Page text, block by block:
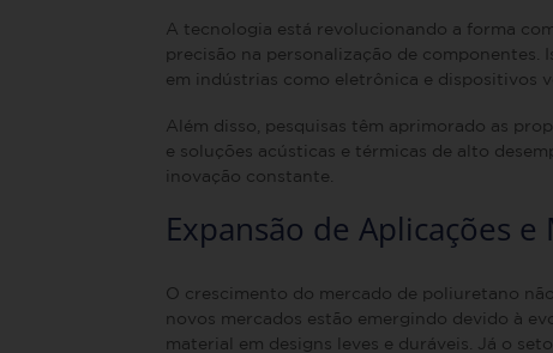
A tecnologia está revolucionando a forma
precisão na personalização de componentes.
em indústrias como eletrônica e dispositivos
Além disso, pesquisas têm aprimorado as
e soluções acústicas e térmicas de alto
inovação constante.
Expansão de Aplicações
O crescimento do mercado de poliuretano
novos mercados estão emergindo devido à
material em designs leves e duráveis. Já o